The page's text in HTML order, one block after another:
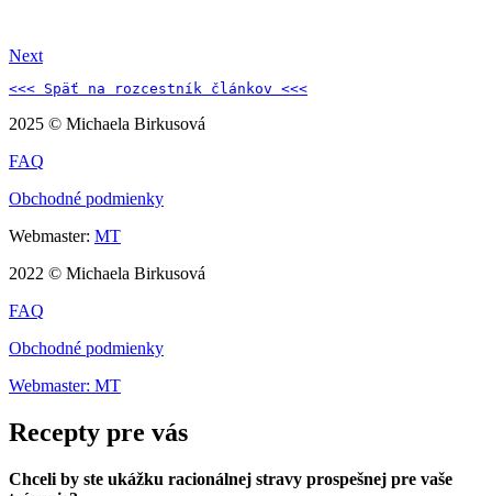
Next
<<< Späť na rozcestník článkov <<<
2025 © Michaela Birkusová
FAQ
Obchodné podmienky
Webmaster: MT
2022 © Michaela Birkusová
FAQ
Obchodné podmienky
Webmaster: MT
Recepty pre vás
Chceli by ste ukážku racionálnej stravy prospešnej pre vaše